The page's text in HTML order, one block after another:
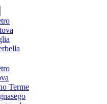
Terme